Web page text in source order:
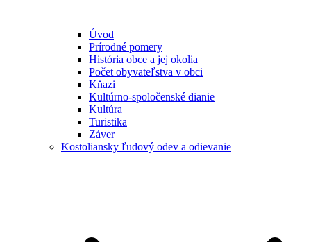
Úvod
Prírodné pomery
História obce a jej okolia
Počet obyvateľstva v obci
Kňazi
Kultúrno-spoločenské dianie
Kultúra
Turistika
Záver
Kostoliansky ľudový odev a odievanie